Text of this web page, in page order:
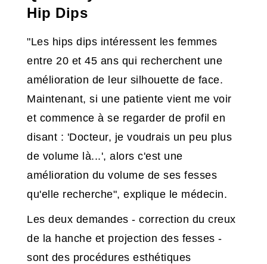
Hip Dips
"Les hips dips intéressent les femmes
entre 20 et 45 ans qui recherchent une
amélioration de leur silhouette de face.
Maintenant, si une patiente vient me voir
et commence à se regarder de profil en
disant : 'Docteur, je voudrais un peu plus
de volume là...', alors c'est une
amélioration du volume de ses fesses
qu'elle recherche", explique le médecin.
Les deux demandes - correction du creux
de la hanche et projection des fesses -
sont des procédures esthétiques